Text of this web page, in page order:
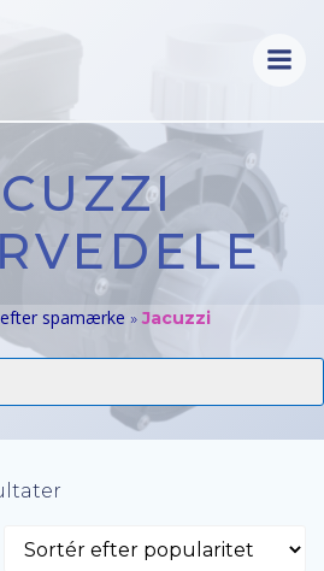
til
spamærke »Jacuzzi